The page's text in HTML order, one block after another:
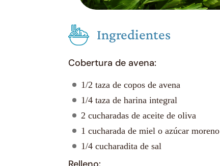
Ingredientes
Cobertura de avena:
1/2 taza de copos de avena
1/4 taza de harina integral
2 cucharadas de aceite de oliva
1 cucharada de miel o azúcar moreno
1/4 cucharadita de sal